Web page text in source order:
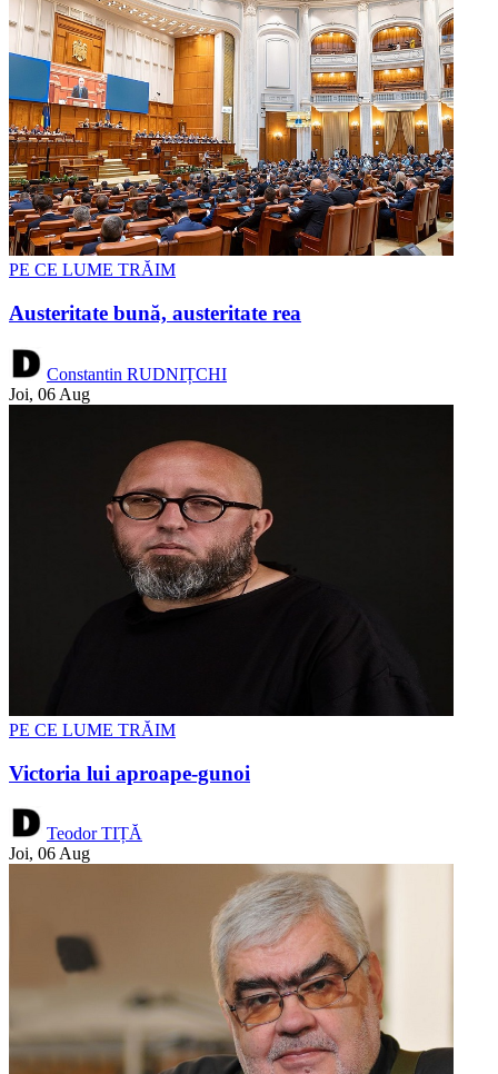
PE CE LUME TRĂIM
Austeritate bună, austeritate rea
Constantin RUDNIȚCHI
Joi, 06 Aug
PE CE LUME TRĂIM
Victoria lui aproape-gunoi
Teodor TIȚĂ
Joi, 06 Aug